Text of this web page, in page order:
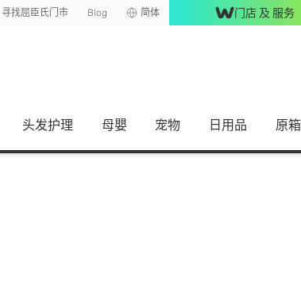
寻找屈臣氏门市 Blog 简体 门店 及 服务
头发护理 母嬰 宠物 日用品 原